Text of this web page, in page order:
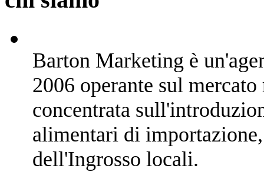
Barton Marketing è
2006 operante sul
concentrata
alimentari di
dell'Ingrosso locali.